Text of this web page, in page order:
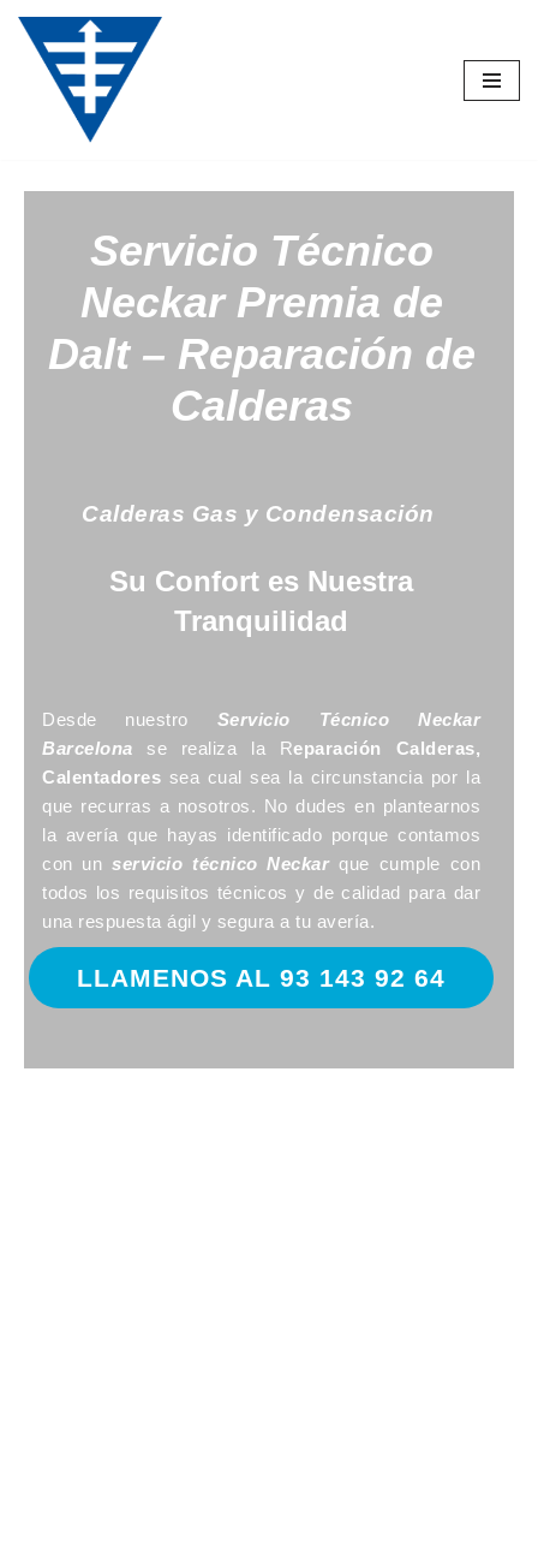
Saltar
contenido
Servicio Técnico
Neckar Premia de
Dalt – Reparación de
Calderas
Calderas Gas y Condensación
Su Confort es Nuestra
Tranquilidad
Desde nuestro Servicio Técnico Neckar
Barcelona se realiza la Reparación Calderas,
Calentadores sea cual sea la circunstancia por la
que recurras a nosotros. No dudes en plantearnos
la avería que hayas identificado porque contamos
con unservicio técnico Neckarque cumple con
todos los requisitos técnicos y de calidad para dar
una respuesta ágil y segura a tu avería.
LLAMENOS AL 93 143 92 64